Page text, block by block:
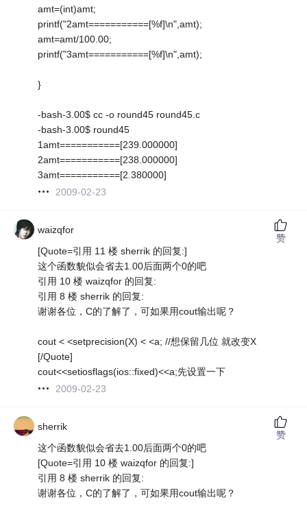
amt=(int)amt;
printf("2amt===========[%f]\n",amt);
amt=amt/100.00;
printf("3amt===========[%f]\n",amt);
}
-bash-3.00$ cc -o round45 round45.c
-bash-3.00$ round45
1amt===========[239.000000]
2amt===========[238.000000]
3amt===========[2.380000]
2009-02-23
waizqfor
[Quote=引用 11 楼 sherrik 的回复:]
这个函数貌似会省去1.00后面两个0的吧
引用 10 楼 waizqfor 的回复:
引用 8 楼 sherrik 的回复:
谢谢各位，C的了解了，可如果用cout输出呢？
cout < <setprecision(X) < <a; //想保留几位 就改变X
[/Quote]
cout<<setiosflags(ios::fixed)<<a;先设置一下
2009-02-23
赞
sherrik
这个函数貌似会省去1.00后面两个0的吧
[Quote=引用 10 楼 waizqfor 的回复:]
引用 8 楼 sherrik 的回复:
谢谢各位，C的了解了，可如果用cout输出呢？
赞